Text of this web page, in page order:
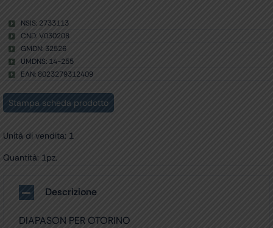
NSIS: 2733113
CND: V030208
GMDN: 32526
UMDNS: 14-255
EAN: 8023279312409
Stampa scheda prodotto
Unità di vendita: 1
Quantità: 1pz.
Descrizione
DIAPASON PER OTORINO